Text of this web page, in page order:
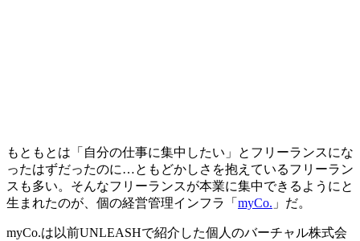
もともとは「自分の仕事に集中したい」とフリーランスにな
ったはずだったのに…ともどかしさを抱えているフリーラン
スも多い。そんなフリーランスが本業に集中できるようにと
生まれたのが、個の経営管理インフラ「 myCo. 」だ。
myCo.は以前UNLEASHで紹介した個人のバーチャル株式会